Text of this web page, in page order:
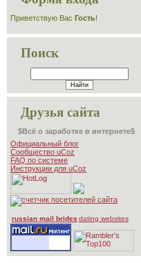
Приветствую Вас Гость!
Поиск
Друзья сайта
$Всё о заработке в интернете$
Официальный блог
Сообщество uCoz
FAQ по системе
Инструкции для uCoz
russian mail brides dating websites